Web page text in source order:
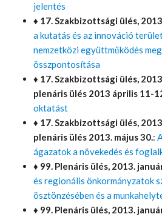
jelentés
♦ 17. Szakbizottsági ülés,
a kutatás és az innováció
nemzetközi együttműködés
összpontosítása
♦ 17. Szakbizottsági ülés,
plenáris ülés 2013 április 11-
oktatást
♦ 17. Szakbizottsági ülés,
plenáris ülés 2013. május 30.:
ágazatok a növekedés és
♦ 99. Plenáris ülés, 2013.
és regionális önkormányzatok
ösztönzésében és a
♦ 99. Plenáris ülés, 2013.